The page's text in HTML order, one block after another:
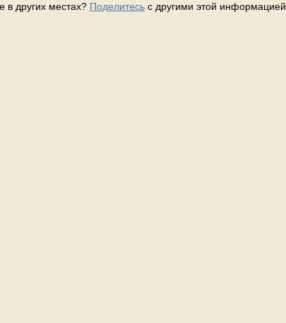
в других местах? Поделитесь с другими этой информацией.